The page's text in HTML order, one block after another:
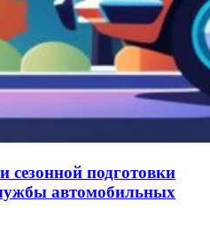
подготовки
автомобильных